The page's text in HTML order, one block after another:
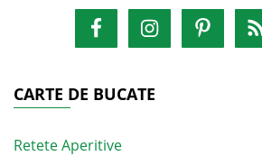
CARTE DE BUCATE
Retete Aperitive